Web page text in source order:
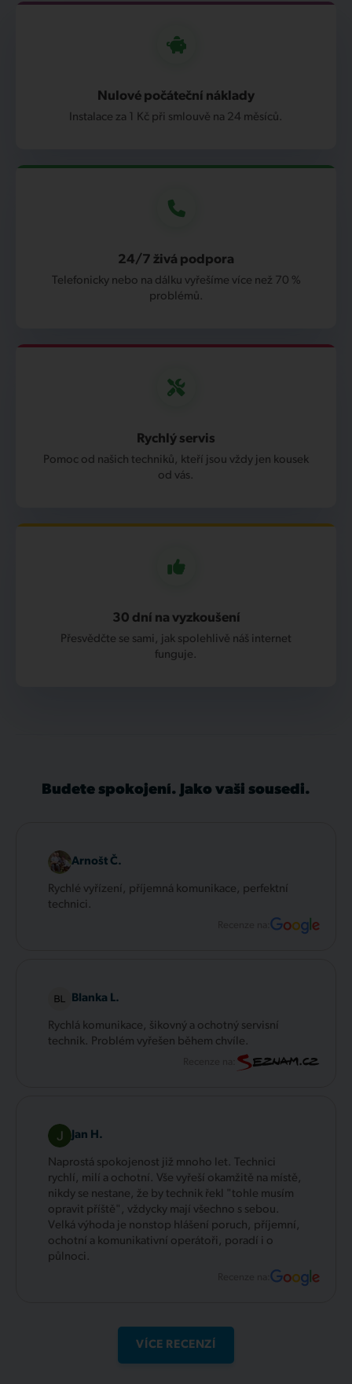
Nulové počáteční náklady
Instalace za 1 Kč při smlouvě na 24 měsíců.
24/7 živá podpora
Telefonicky nebo na dálku vyřešíme více než 70 %
problémů.
Rychlý servis
Pomoc od našich techniků, kteří jsou vždy jen kousek
od vás.
30 dní na vyzkoušení
Přesvědčte se sami, jak spolehlivě náš internet
funguje.
Budete spokojení. Jako vaši sousedi.
Arnošt Č.
Rychlé vyřízení, příjemná komunikace, perfektní
technici.
Recenze na:
Blanka L.
Rychlá komunikace, šikovný a ochotný servisní
technik. Problém vyřešen během chvíle.
Jan H.
Naprostá spokojenost již mnoho let. Technici
rychlí, milí a ochotní. Vše vyřeší okamžitě na místě,
nikdy se nestane, že by technik řekl "tohle musím
opravit příště", vždycky mají všechno s sebou.
Velká výhoda je nonstop hlášení poruch, příjemní,
ochotní a komunikativní operátoři, poradí i o
půlnoci.
Recenze na:
VÍCE RECENZÍ